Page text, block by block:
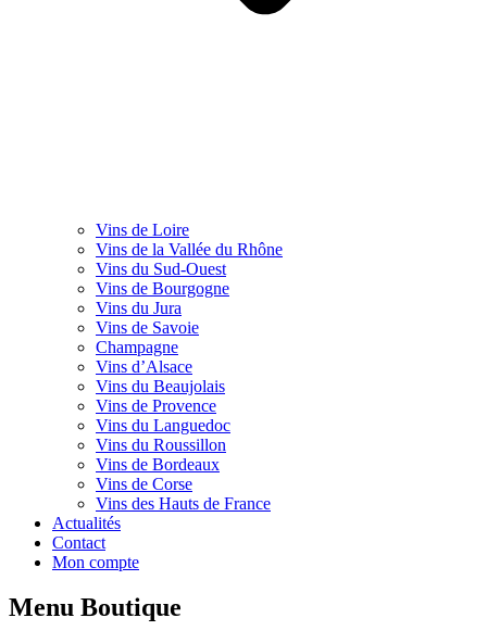
Vins de Loire
Vins de la Vallée du Rhône
Vins du Sud-Ouest
Vins de Bourgogne
Vins du Jura
Vins de Savoie
Champagne
Vins d’Alsace
Vins du Beaujolais
Vins de Provence
Vins du Languedoc
Vins du Roussillon
Vins de Bordeaux
Vins de Corse
Vins des Hauts de France
Actualités
Contact
Mon compte
Menu Boutique